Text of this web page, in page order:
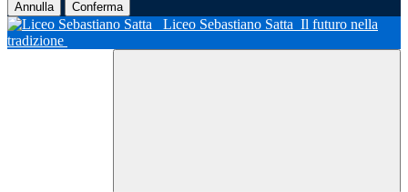
Annulla Conferma
Liceo Sebastiano Satta Il futuro nella
tradizione